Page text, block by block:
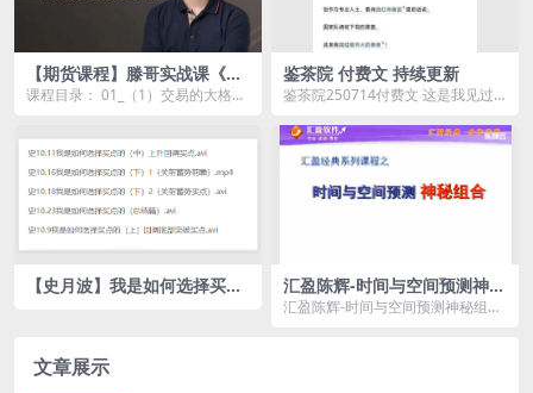
【期货课程】滕哥实战课《交
易者的重塑》滕哥说期线下讲
课程目录： 01_（1）交易的大格
鉴茶院 付费文 持续更新
鉴茶院250714付费文 这是我见过
【史月波】我是如何选择买点
汇盈陈辉-时间与空间预测神秘
组合(4节)
汇盈陈辉-时间与空间预测神秘组合
文章展示